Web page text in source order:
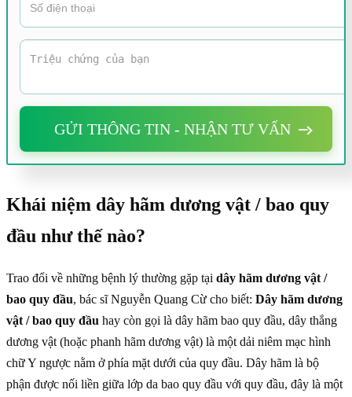
GỬI THÔNG TIN - NHẬN TƯ VẤN
Khái niệm dây hãm dương vật / bao quy
đầu như thế nào?
Trao đổi về những bệnh lý thường gặp tại dây hãm dương vật /
bao quy đầu, bác sĩ Nguyễn Quang Cừ cho biết: Dây hãm dương
vật / bao quy đầu hay còn gọi là dây hãm bao quy đầu, dây thắng
dương vật (hoặc phanh hãm dương vật) là một dải niêm mạc hình
chữ Y ngược nằm ở phía mặt dưới của quy đầu. Dây hãm là bộ
phận được nối liền giữa lớp da bao quy đầu với quy đầu, đây là một